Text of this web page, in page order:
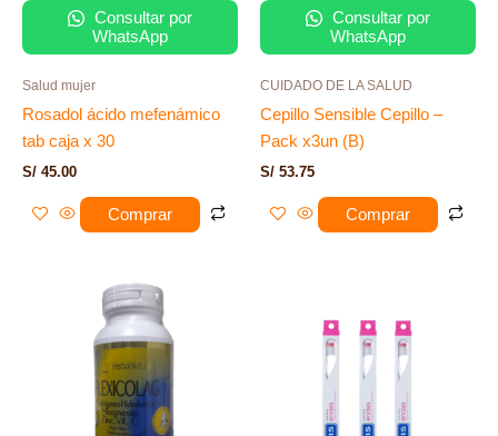
Consultar por
WhatsApp
Salud mujer
Rosadol ácido mefenámico
tab caja x 30
S/ 45.00
Comprar
Consultar por
WhatsApp
CUIDADO DE LA SALUD
Cepillo Sensible Cepillo –
Pack x3un (B)
S/ 53.75
Comprar